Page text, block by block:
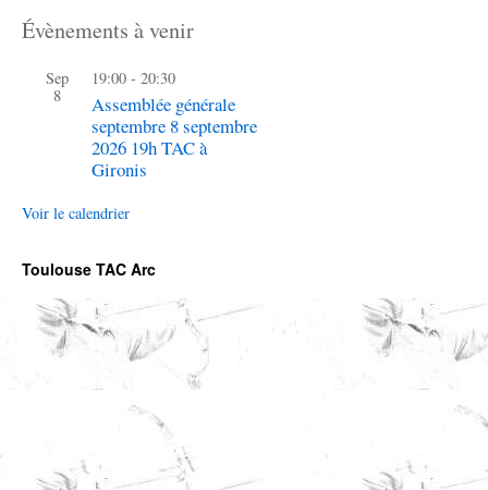
Évènements à venir
Sep
8
19:00 - 20:30
Assemblée générale
septembre 8 septembre
2026 19h TAC à
Gironis
Voir le calendrier
Toulouse TAC Arc